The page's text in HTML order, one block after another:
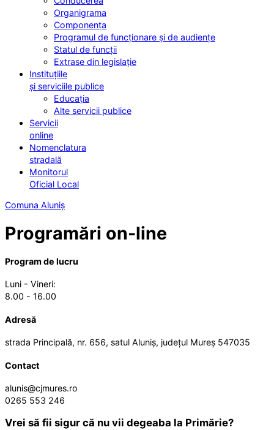
Organigrama
Componența
Programul de funcționare și de audiențe
Statul de funcții
Extrase din legislație
Instituțiile
și serviciile publice
Educația
Alte servicii publice
Servicii
online
Nomenclatura
stradală
Monitorul
Oficial Local
Comuna Aluniș
Programări on-line
Program de lucru
Luni - Vineri:
8.00 - 16.00
Adresă
strada Principală, nr. 656, satul Aluniș, județul Mureș 547035
Contact
alunis@cjmures.ro
0265 553 246
Vrei să fii sigur că nu vii degeaba la Primărie?